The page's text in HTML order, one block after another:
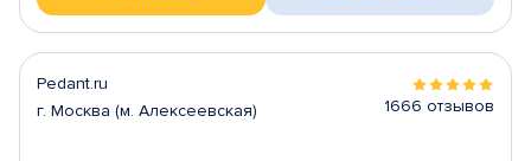
Pedant.ru
г. Москва (м. Алексеевская)
1666 отзывов